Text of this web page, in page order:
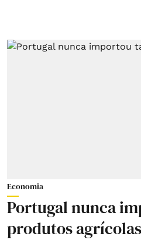
Economia
Portugal nunca
produtos agrícolas